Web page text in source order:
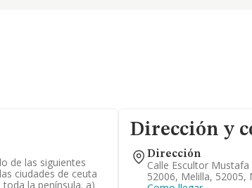
de las siguientes
ciudades de ceuta
la península. a)
Dirección y
Dirección
Calle Escultor
52006, Melilla, 52005,